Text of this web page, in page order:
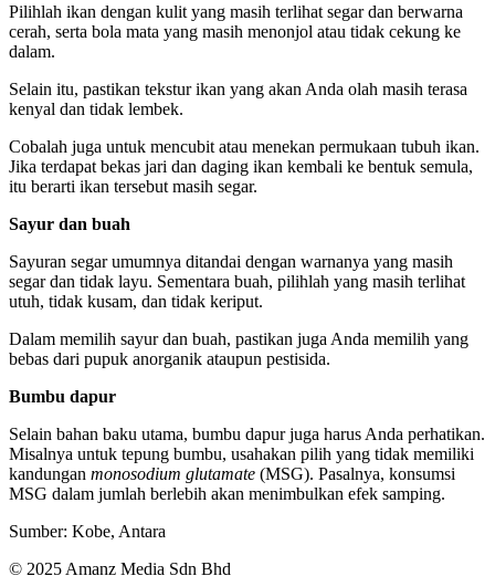
Pilihlah ikan dengan kulit yang masih terlihat segar dan berwarna
cerah, serta bola mata yang masih menonjol atau tidak cekung ke
dalam.
Selain itu, pastikan tekstur ikan yang akan Anda olah masih terasa
kenyal dan tidak lembek.
Cobalah juga untuk mencubit atau menekan permukaan tubuh ikan.
Jika terdapat bekas jari dan daging ikan kembali ke bentuk semula,
itu berarti ikan tersebut masih segar.
Sayur dan buah
Sayuran segar umumnya ditandai dengan warnanya yang masih
segar dan tidak layu. Sementara buah, pilihlah yang masih terlihat
utuh, tidak kusam, dan tidak keriput.
Dalam memilih sayur dan buah, pastikan juga Anda memilih yang
bebas dari pupuk anorganik ataupun pestisida.
Bumbu dapur
Selain bahan baku utama, bumbu dapur juga harus Anda perhatikan.
Misalnya untuk tepung bumbu, usahakan pilih yang tidak memiliki
kandungan monosodium glutamate (MSG). Pasalnya, konsumsi
MSG dalam jumlah berlebih akan menimbulkan efek samping.
Sumber: Kobe, Antara
© 2025 Amanz Media Sdn Bhd